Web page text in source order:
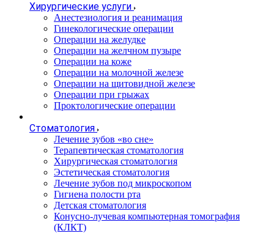
Хирургические услуги
Анестезиология и реанимация
Гинекологические операции
Операции на желудке
Операции на желчном пузыре
Операции на коже
Операции на молочной железе
Операции на щитовидной железе
Операции при грыжах
Проктологические операции
Стоматология
Лечение зубов «во сне»
Терапевтическая стоматология
Хирургическая стоматология
Эстетическая стоматология
Лечение зубов под микроскопом
Гигиена полости рта
Детская стоматология
Конусно-лучевая компьютерная томография
(КЛКТ)